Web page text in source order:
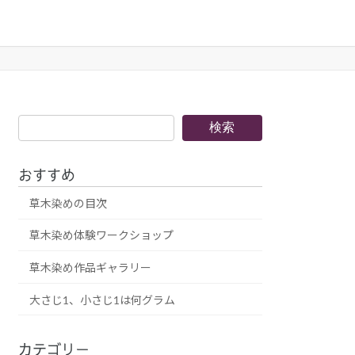
索
検索
おすすめ
草木染めの目次
草木染め体験ワークショップ
草木染め作品ギャラリー
大さじ1、小さじ1は何グラム
カテゴリー